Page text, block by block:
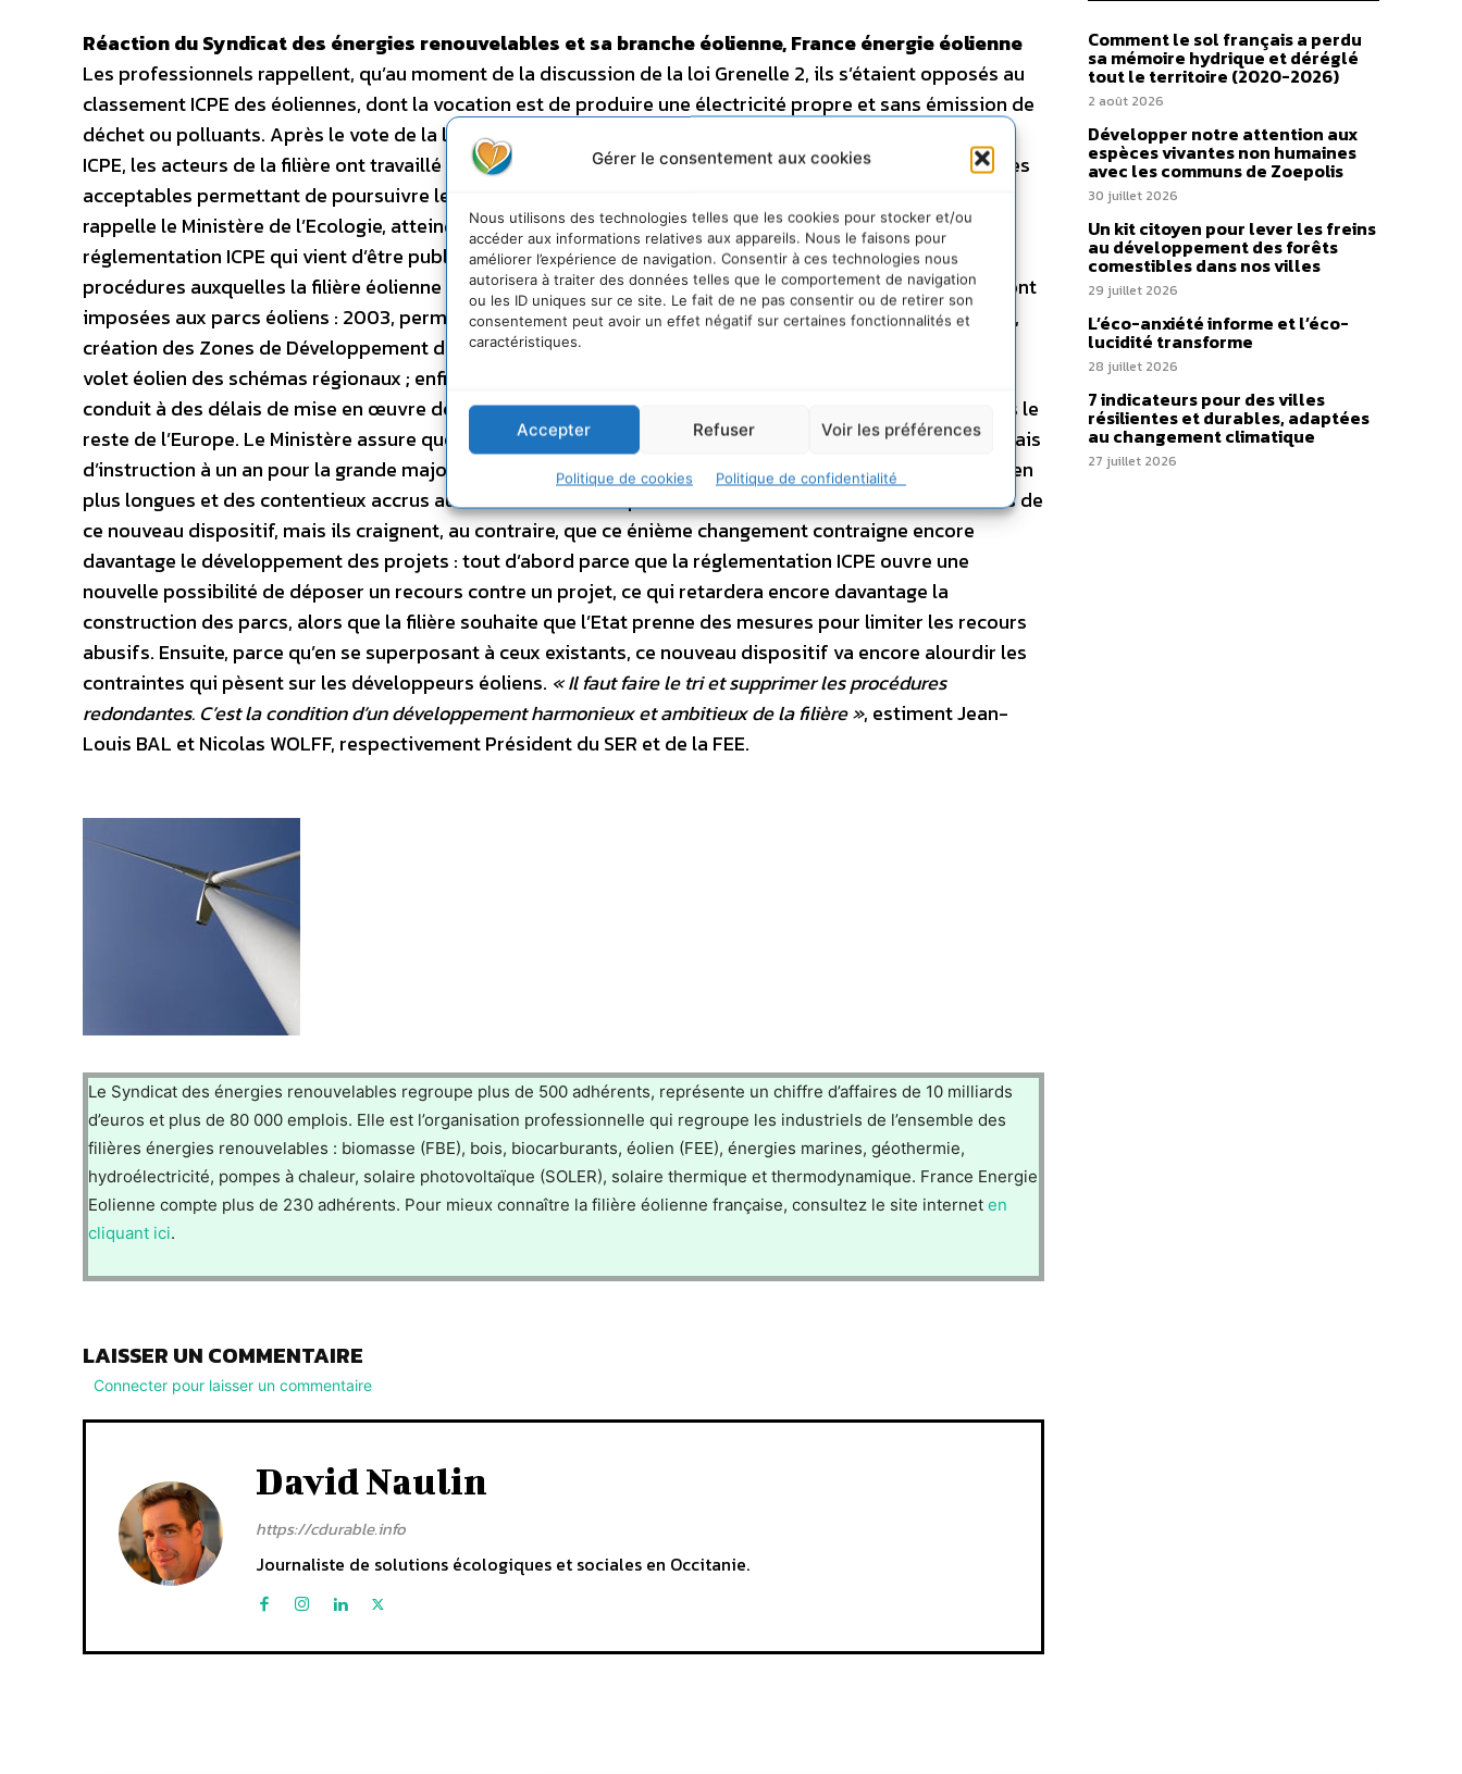
Gérer le consentement aux cookies
Nous utilisons des technologies telles que les cookies pour stocker et/ou
accéder aux informations relatives aux appareils. Nous le faisons pour
améliorer l’expérience de navigation. Consentir à ces technologies nous
autorisera à traiter des données telles que le comportement de navigation
ou les ID uniques sur ce site. Le fait de ne pas consentir ou de retirer son
consentement peut avoir un effet négatif sur certaines fonctionnalités et
caractéristiques.
Accepter Refuser Voir les préférences
Politique de cookies Politique de confidentialité
Réaction du Syndicat des énergies renouvelables et sa branche éolienne, France énergie éolienne
Les professionnels rappellent, qu’au moment de la discussion de la loi Grenelle 2, ils s’étaient opposés au
classement ICPE des éoliennes, dont la vocation est de produire une électricité propre et sans émission de
déchet ou polluants. Après le vote de la loi, où il a été décidé de classer les éoliennes dans la législation
ICPE, les acteurs de la filière ont travaillé durant de longs mois avec l’administration pour définir des règles
acceptables permettant de poursuivre le développement du parc éolien français, qui doit, comme le
rappelle le Ministère de l’Ecologie, atteindre 19 000 MW en 2020 contre 6 000 MW aujourd’hui. La
réglementation ICPE qui vient d’être publiée, ne se substitue pas mais s’ajoute à l’empilement des
procédures auxquelles la filière éolienne est déjà soumise : tous les deux ans, de nouvelles obligations sont
imposées aux parcs éoliens : 2003, permis de construire avec étude d’impact et enquête publique ; 2005,
création des Zones de Développement de l’Eolien, dispositif inédit du droit français ; 2009, création du
volet éolien des schémas régionaux ; enfin, 2010, classement ICPE. L’empilement de ces procédures a
conduit à des délais de mise en œuvre des parcs qui peuvent atteindre jusqu’à 8 ans, contre 4,5 ans dans le
reste de l’Europe. Le Ministère assure que le nouveau cadre réglementaire « permettra de réduire les délais
d’instruction à un an pour la grande majorité des projets » et de leur épargner « des procédures de plus en
plus longues et des contentieux accrus au niveau local ». Les professionnels voudraient croire aux effets de
ce nouveau dispositif, mais ils craignent, au contraire, que ce énième changement contraigne encore
davantage le développement des projets : tout d’abord parce que la réglementation ICPE ouvre une
nouvelle possibilité de déposer un recours contre un projet, ce qui retardera encore davantage la
construction des parcs, alors que la filière souhaite que l’Etat prenne des mesures pour limiter les recours
abusifs. Ensuite, parce qu’en se superposant à ceux existants, ce nouveau dispositif va encore alourdir les
contraintes qui pèsent sur les développeurs éoliens. « Il faut faire le tri et supprimer les procédures
redondantes. C’est la condition d’un développement harmonieux et ambitieux de la filière », estiment Jean-
Louis BAL et Nicolas WOLFF, respectivement Président du SER et de la FEE.
Le Syndicat des énergies renouvelables regroupe plus de 500 adhérents, représente un chiffre d’affaires de 10 milliards
d’euros et plus de 80 000 emplois. Elle est l’organisation professionnelle qui regroupe les industriels de l’ensemble des
filières énergies renouvelables : biomasse (FBE), bois, biocarburants, éolien (FEE), énergies marines, géothermie,
hydroélectricité, pompes à chaleur, solaire photovoltaïque (SOLER), solaire thermique et thermodynamique. France Energie
Eolienne compte plus de 230 adhérents. Pour mieux connaître la filière éolienne française, consultez le site internet en
cliquant ici.
LAISSER UN COMMENTAIRE
Connecter pour laisser un commentaire
David Naulin
https://cdurable.info
Journaliste de solutions écologiques et sociales en Occitanie.
Comment le sol français a perdu
sa mémoire hydrique et déréglé
tout le territoire (2020-2026)
2 août 2026
Développer notre attention aux
espèces vivantes non humaines
avec les communs de Zoepolis
30 juillet 2026
Un kit citoyen pour lever les freins
au développement des forêts
comestibles dans nos villes
29 juillet 2026
L’éco-anxiété informe et l’éco-
lucidité transforme
28 juillet 2026
7 indicateurs pour des villes
résilientes et durables, adaptées
au changement climatique
27 juillet 2026